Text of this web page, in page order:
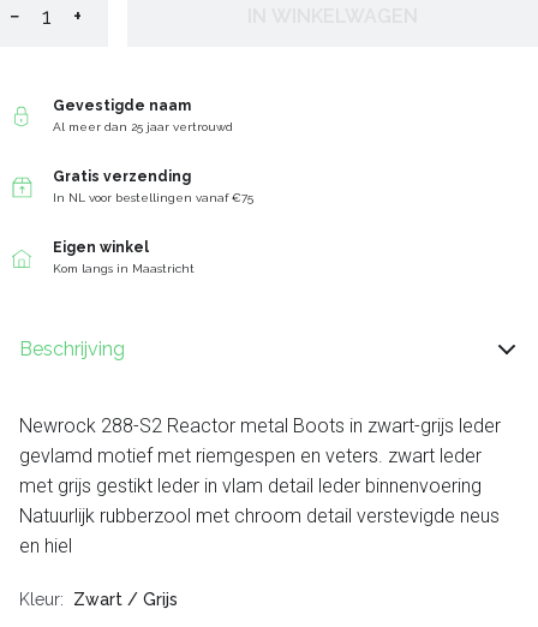
− +
Gevestigde naam
Al meer dan 25 jaar vertrouwd
Gratis verzending
In NL voor bestellingen vanaf €75
Eigen winkel
Kom langs in Maastricht
Beschrijving
Newrock 288-S2 Reactor metal Boots in zwart-grijs leder
gevlamd motief met riemgespen en veters. zwart leder
met grijs gestikt leder in vlam detail leder binnenvoering
Natuurlijk rubberzool met chroom detail verstevigde neus
en hiel
Kleur Zwart / Grijs